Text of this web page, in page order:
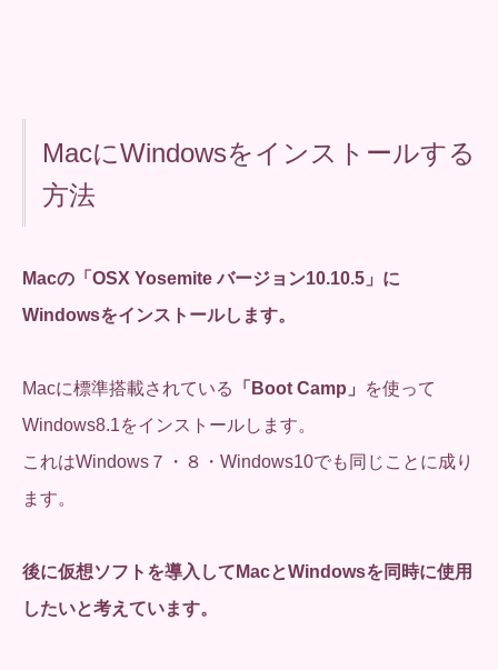
MacにWindowsをインストールする
方法
Macの「OSX Yosemite バージョン10.10.5」に
Windowsをインストールします。
Macに標準搭載されている 「Boot Camp」
を使って
Windows8.1をインストールします。
これはWindows７・８・Windows10でも同じことに成り
ます。
後に仮想ソフトを導入してMacとWindowsを同時に使用
したいと考えています。